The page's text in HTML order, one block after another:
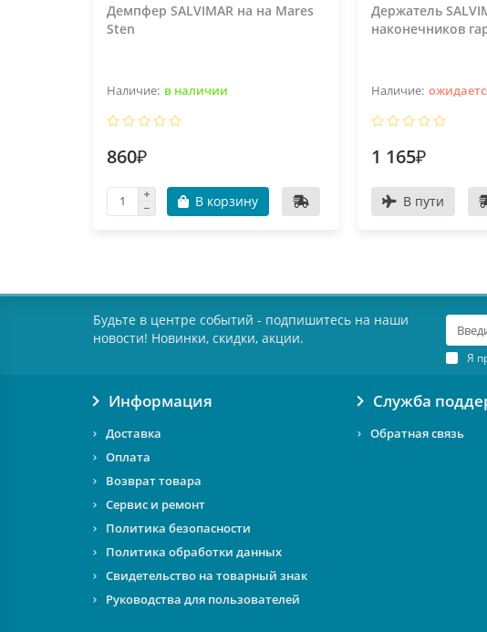
Демпфер SALVIMAR на на Mares
Sten
в наличии
860₽
В корзину
Держатель
наконечников
1 165₽
В пути
Будьте в центре событий - подпишитесь на наши
новости! Новинки, скидки, акции.
Я
Информация
Доставка
Оплата
Возврат товара
Сервис и ремонт
Политика безопасности
Политика обработки данных
Свидетельство на товарный знак
Руководства для пользователей
Служба
Обратная связь